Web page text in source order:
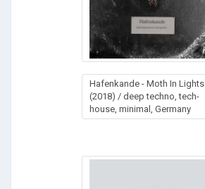
Наfеnkаndе - Моth In Lights
(2018) / deep techno, tech-
house, minimal, Germany